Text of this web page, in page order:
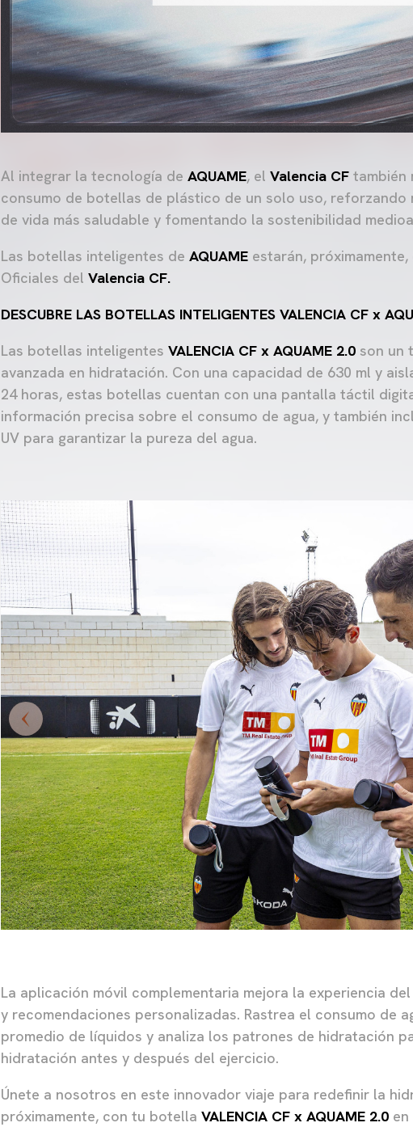
Al integrar la tecnología de AQUAME, el Valencia CF también
consumo de botellas de plástico de un solo uso,
de vida más saludable y fomentando la sostenibilidad
Las botellas inteligentes de AQUAME estarán,
Oficiales del Valencia CF.
DESCUBRE LAS BOTELLAS INTELIGENTES VALENCIA CF x
Las botellas inteligentes VALENCIA CF x AQUAME 2.0 son un
avanzada en hidratación. Con una capacidad de 630 ml y
24 horas, estas botellas cuentan con una pantalla táctil
información precisa sobre el consumo de agua, y también
UV para garantizar la pureza del agua.
La aplicación móvil complementaria mejora la experiencia
y recomendaciones personalizadas. Rastrea el consumo de
promedio de líquidos y analiza los patrones de hidratación
hidratación antes y después del ejercicio.
Únete a nosotros en este innovador viaje para redefinir la
próximamente, con tu botella VALENCIA CF x AQUAME 2.0